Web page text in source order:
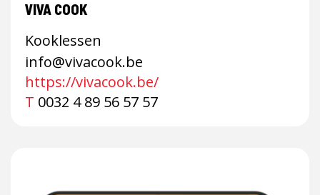
VIVA COOK
Kooklessen
info@vivacook.be
https://vivacook.be/
T 0032 4 89 56 57 57